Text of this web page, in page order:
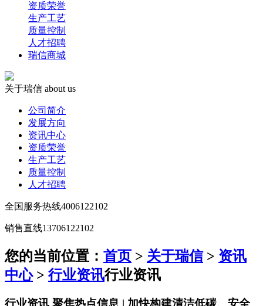
资质荣誉
生产工艺
质量控制
人才招聘
瑞信商城
关于瑞信 about us
公司简介
发展方向
资讯中心
资质荣誉
生产工艺
质量控制
人才招聘
全国服务热线4006122102
销售直线13706122102
您的当前位置： 首页 > 关于瑞信> 资讯
中心> 行业资讯行业资讯
行业资讯 聚焦热点信息 | 加快构建清洁低碳、安全